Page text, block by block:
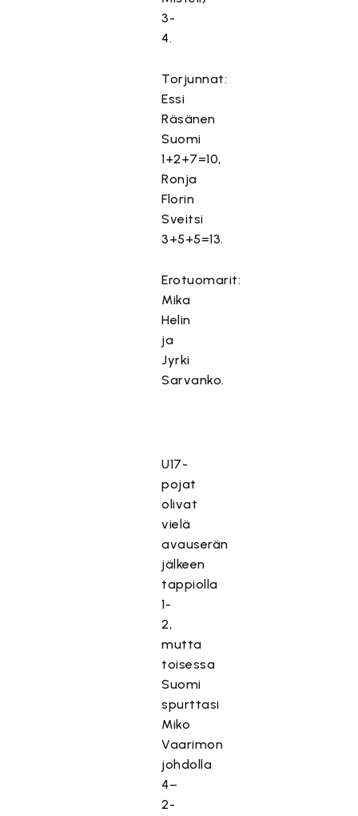
3-
4.
Torjunnat:
Essi
Räsänen
Suomi
1+2+7=10,
Ronja
Florin
Sveitsi
3+5+5=13.
Erotuomarit:
Mika
Helin
ja
Jyrki
Sarvanko.
U17-
pojat
olivat
vielä
avauserän
jälkeen
tappiolla
1-
2,
mutta
toisessa
Suomi
spurttasi
Miko
Vaarimon
johdolla
4–
2-